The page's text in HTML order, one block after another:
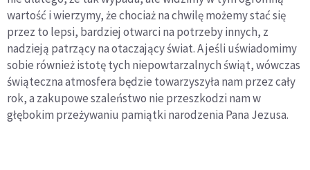
wartość i wierzymy, że chociaż na chwilę możemy stać się
przez to lepsi, bardziej otwarci na potrzeby innych, z
nadzieją patrzący na otaczający świat. A jeśli uświadomimy
sobie również istotę tych niepowtarzalnych świąt, wówczas
świąteczna atmosfera będzie towarzyszyła nam przez cały
rok, a zakupowe szaleństwo nie przeszkodzi nam w
głębokim przeżywaniu pamiątki narodzenia Pana Jezusa.